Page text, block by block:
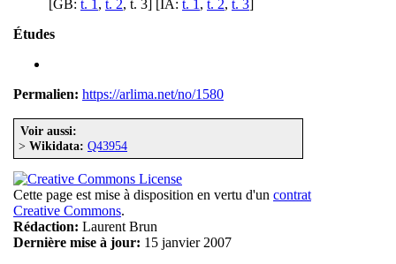
[GB: t. 1 , t. 2, t. 3] [IA: t. 1 , t. 2, t. 3]
Études
Permalien: https://arlima.net/no/1580
Voir aussi:
> Wikidata: Q43954
Cette page est mise à disposition en vertu d'un contrat
Creative Commons.
Rédaction: Laurent Brun
Dernière mise à jour: 15 janvier 2007